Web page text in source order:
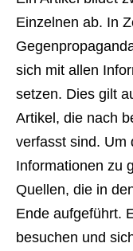
Einzelnen ab. In
sich mit allen
setzen. Dies gilt
Artikel, die nach
verfasst sind. Um
Informationen zu
Quellen, die in
Ende aufgeführt.
besuchen und